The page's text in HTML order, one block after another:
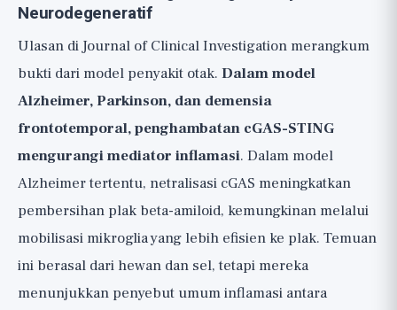
Neurodegeneratif
Ulasan di Journal of Clinical Investigation merangkum
bukti dari model penyakit otak. Dalam model
Alzheimer, Parkinson, dan demensia
frontotemporal, penghambatan cGAS-STING
mengurangi mediator inflamasi. Dalam model
Alzheimer tertentu, netralisasi cGAS meningkatkan
pembersihan plak beta-amiloid, kemungkinan melalui
mobilisasi mikroglia yang lebih efisien ke plak. Temuan
ini berasal dari hewan dan sel, tetapi mereka
menunjukkan penyebut umum inflamasi antara